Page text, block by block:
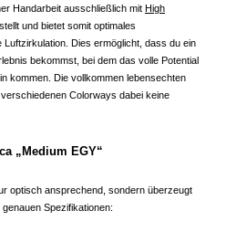
Handarbeit ausschließlich mit High
und bietet somit optimales
Dies ermöglicht, dass du ein
bekommst, bei dem das volle Potential
kommen. Die vollkommen lebensechten
Colorways dabei keine
„Medium EGY“
optisch ansprechend, sondern überzeugt
Spezifikationen: